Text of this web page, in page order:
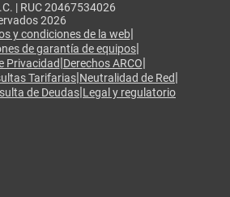
| RUC 20467534026
2026
y condiciones de la web|
de garantía de equipos|
Privacidad|Derechos ARCO|
Tarifarias|Neutralidad de Red|
de Deudas|Legal y regulatorio